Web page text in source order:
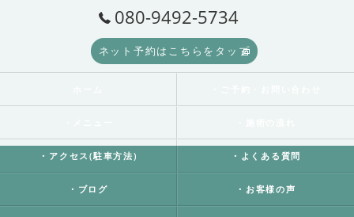
080-9492-5734
ネット予約はこちらをタップ
・アクセス(駐車方法) ・よくある質問
・ブログ ・お客様の声